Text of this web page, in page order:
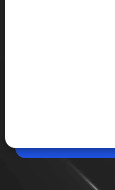
Apr 30, 2026, 04:38 PM (IST)
मई 2026 में भारत आ रहे ये